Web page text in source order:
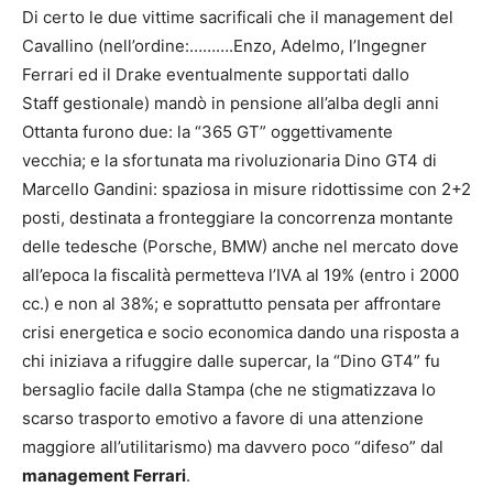
Di certo le due vittime sacrificali che il management del
Cavallino (nell’ordine:……….Enzo, Adelmo, l’Ingegner
Ferrari ed il Drake eventualmente supportati dallo
Staff gestionale) mandò in pensione all’alba degli anni
Ottanta furono due: la “365 GT” oggettivamente
vecchia; e la sfortunata ma rivoluzionaria Dino GT4 di
Marcello Gandini: spaziosa in misure ridottissime con 2+2
posti, destinata a fronteggiare la concorrenza montante
delle tedesche (Porsche, BMW) anche nel mercato dove
all’epoca la fiscalità permetteva l’IVA al 19% (entro i 2000
cc.) e non al 38%; e soprattutto pensata per affrontare
crisi energetica e socio economica dando una risposta a
chi iniziava a rifuggire dalle supercar, la “Dino GT4” fu
bersaglio facile dalla Stampa (che ne stigmatizzava lo
scarso trasporto emotivo a favore di una attenzione
maggiore all’utilitarismo) ma davvero poco “difeso” dal
management Ferrari.